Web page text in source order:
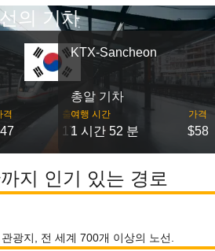
의 기차
격 출발
17
KTX-Sancheon
총알 기차
여행 시간
1 시간 52 분
가격
$58
지 인기 있는 경로
광지, 전 세계 700개 이상의 노선.